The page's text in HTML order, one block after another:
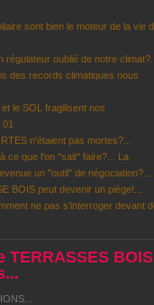
sont bien le moteur de la vie
régulateur oublié de notre climat?...
des records climatiques nous
le SOL fragilisent nos
n'étaient pas mortes?...
ce que l'on "sait" faire?... La
un "outil" de négociation?...
BOIS peut devenir un piège!...
ne pas s’interroger devant
TERRASSES BOIS